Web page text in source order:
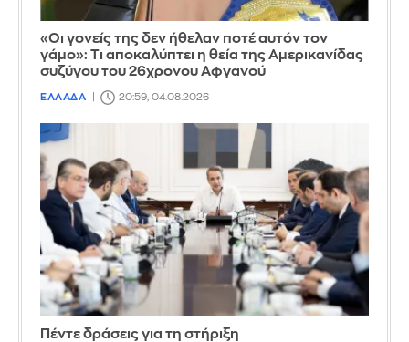
«Οι γονείς της δεν ήθελαν ποτέ αυτόν τον
γάμο»: Τι αποκαλύπτει η θεία της Αμερικανίδας
συζύγου του 26χρονου Αφγανού
ΕΛΛΑΔΑ 20:59, 04.08.2026
Πέντε δράσεις για τη στήριξη